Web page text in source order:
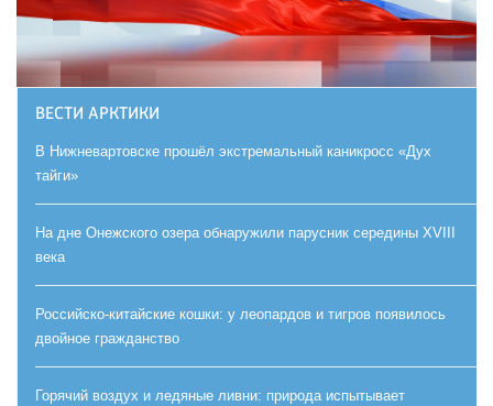
ВЕСТИ АРКТИКИ
В Нижневартовске прошёл экстремальный каникросс «Дух
тайги»
На дне Онежского озера обнаружили парусник середины XVIII
века
Российско-китайские кошки: у леопардов и тигров появилось
двойное гражданство
Горячий воздух и ледяные ливни: природа испытывает